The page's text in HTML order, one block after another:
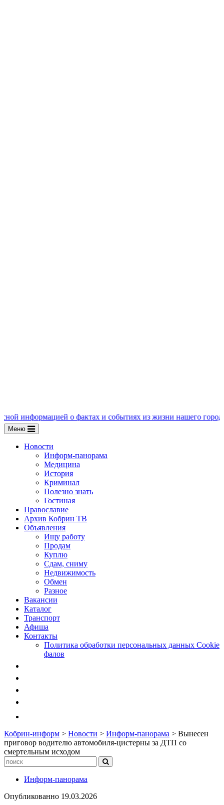
о фактах и событиях из жизни нашего города, пишите
Меню
Новости
Информ-панорама
Медицина
История
Криминал
Полезно знать
Гостиная
Православие
Архив Кобрин ТВ
Объявления
Ищу работу
Продам
Куплю
Сдам, сниму
Недвижимость
Обмен
Разное
Вакансии
Каталог
Транспорт
Афиша
Контакты
Политика обработки персональных данных Cookie
фалов
Кобрин-информ > Новости > Информ-панорама > Вынесен
приговор водителю автомобиля-цистерны за ДТП со
смертельным исходом
Информ-панорама
Опубликованно 19.03.2026